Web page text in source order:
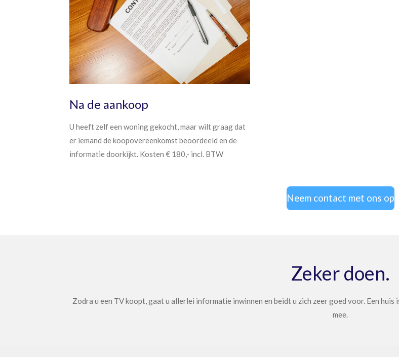
Na de aankoop
U heeft zelf een woning gekocht, maar wilt graag dat
er iemand de koopovereenkomst beoordeeld en de
informatie doorkijkt. Kosten € 180,- incl. BTW
Neem contact met ons op
Zeker doen.
Zodra u een TV koopt, gaat u allerlei informatie inwinnen en beidt u zich zeer goed voor. Een
mee.